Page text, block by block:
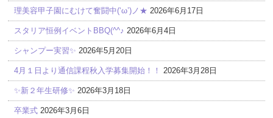
理美容甲子園にむけて奮闘中(‘ω’)ノ★ 2026年6月17日
スタリア恒例イベントBBQ(^^♪ 2026年6月4日
シャンプー実習✨ 2026年5月20日
4月１日より通信課程秋入学募集開始！！ 2026年3月28日
✨新２年生研修✨ 2026年3月18日
卒業式 2026年3月6日